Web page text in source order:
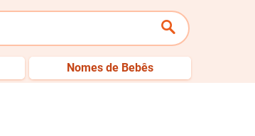
Nomes de Bebês